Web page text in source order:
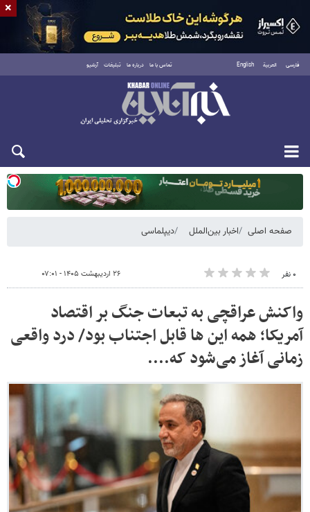
فارسی العربية English تماس با ما درباره ما تبلیغات آرشیو
یکشنبه ۱۸ مرداد ۱۴۰۵
صفحه اصلی اخبار بین‌الملل دیپلماسی
۰ نفر ۲۶ اردیبهشت ۱۴۰۵ - ۰۷:۰۱
واکنش عراقچی به تبعات جنگ بر اقتصاد
آمریکا؛ همه این ها قابل اجتناب بود/ درد واقعی
زمانی آغاز می‌شود که....
×